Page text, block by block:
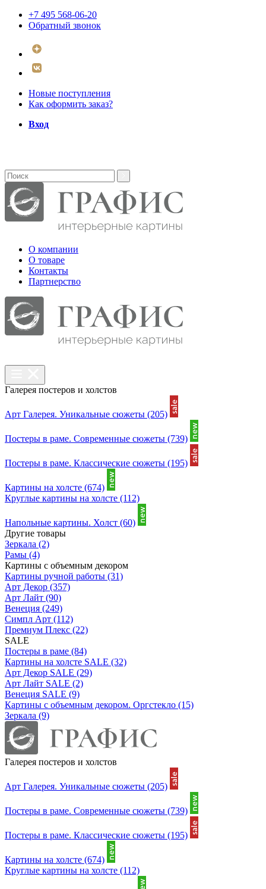
+7 495 568-06-20
Обратный звонок
Новые поступления
Как оформить заказ?
Вход
О компании
О товаре
Контакты
Партнерcтво
Галерея постеров и холстов
Арт Галерея. Уникальные сюжеты (205)
Постеры в раме. Современные сюжеты (739)
Постеры в раме. Классические сюжеты (195)
Картины на холсте (674)
Круглые картины на холсте (112)
Напольные картины. Холст (60)
Другие товары
Зеркала (2)
Рамы (4)
Картины с объемным декором
Картины ручной работы (31)
Арт Декор (357)
Арт Лайт (90)
Венеция (249)
Симпл Арт (112)
Премиум Плекс (22)
SALE
Постеры в раме (84)
Картины на холсте SALE (32)
Арт Декор SALE (29)
Арт Лайт SALE (2)
Венеция SALE (9)
Картины с объемным декором. Оргстекло (15)
Зеркала (9)
Галерея постеров и холстов
Арт Галерея. Уникальные сюжеты (205)
Постеры в раме. Современные сюжеты (739)
Постеры в раме. Классические сюжеты (195)
Картины на холсте (674)
Круглые картины на холсте (112)